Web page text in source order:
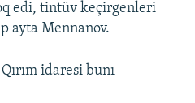
edi, tintüv keçirgenleri
ayta Mennanov.
idaresi bunı